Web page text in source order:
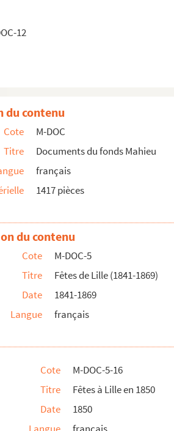
12
du contenu
Cote
M-DOC
Titre
Documents du fonds Mahieu
français
1417 pièces
du contenu
Cote
M-DOC-5
Titre
Fêtes de Lille (1841-1869)
Date
1841-1869
Langue
français
Cote
M-DOC-5-16
Titre
Fêtes à Lille en 1850
Date
1850